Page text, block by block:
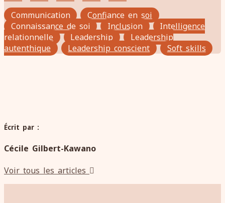
Communication
Confiance en soi
Connaissance de soi
Inclusion
Intelligence
relationnelle
Leadership
Leadership
autenthique
Leadership conscient Soft skills
Écrit par :
Cécile Gilbert-Kawano
Voir tous les articles